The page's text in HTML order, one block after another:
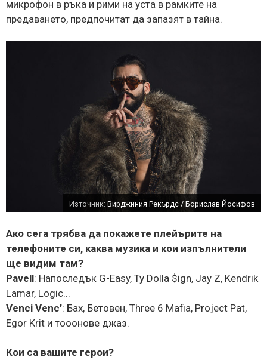
микрофон в ръка и рими на уста в рамките на
предаването, предпочитат да запазят в тайна.
Източник: Вирджиния Рекърдс / Борислав Йосифов
Ако сега трябва да покажете плейърите на
телефоните си, каква музика и кои изпълнители
ще видим там?
Pavell: Напоследък G-Easy, Ty Dolla $ign, Jay Z, Kendrik
Lamar, Logic...
Venci Venc’: Бах, Бетовен, Three 6 Mafia, Project Pat,
Egor Krit и тооонове джаз.
Кои са вашите герои?